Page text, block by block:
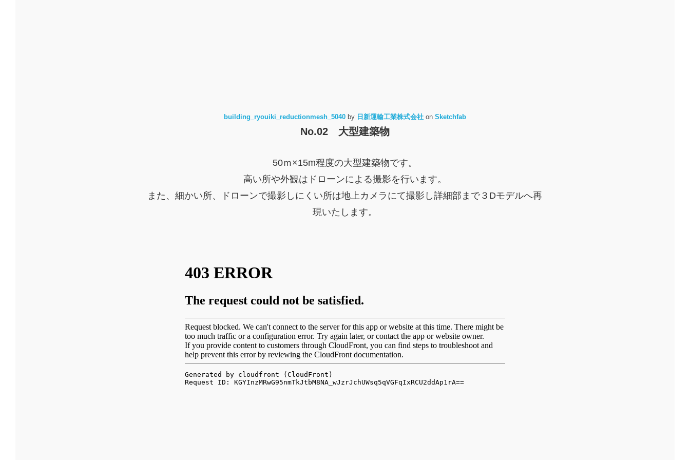
building_ryouiki_reductionmesh_5040 by 日新運輸工業株式会社 on Sketchfab
No.02 大型建築物
50ｍ×15m程度の大型建築物です。
高い所や外観はドローンによる撮影を行います。
また、細かい所、ドローンで撮影しにくい所は地上カメラにて撮影し詳細部まで３Dモデルへ再
現いたします。